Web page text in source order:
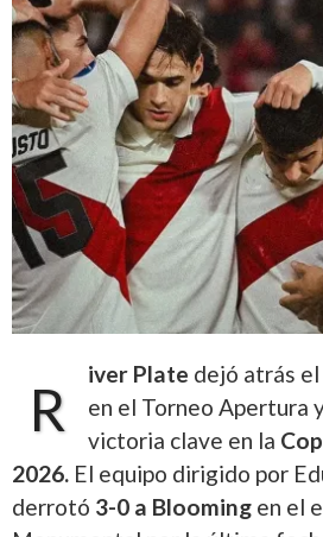
R
iver Plate dejó atrás
en el Torneo Apertura
victoria clave en la
2026. El equipo dirigido por
derrotó 3-0 a Blooming en el